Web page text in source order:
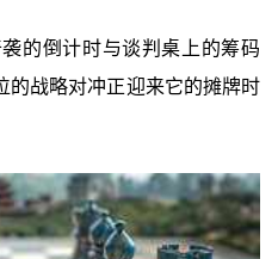
的倒计时与谈判桌上的筹码
的战略对冲正迎来它的摊牌时